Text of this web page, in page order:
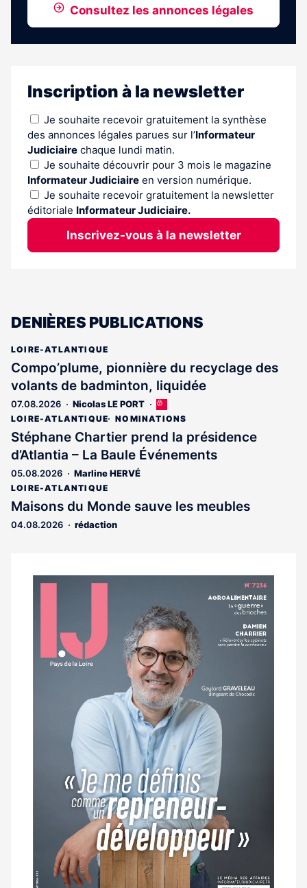
Consultez les annonces légales
Inscription à la newsletter
Je souhaite recevoir gratuitement la synthèse
des annonces légales parues sur l’Informateur
Judiciaire chaque lundi matin.
Je souhaite découvrir pour 3 mois le magazine
Informateur Judiciaire en version numérique.
Je souhaite recevoir gratuitement la newsletter
éditoriale Informateur Judiciaire.
Inscrivez-vous à la newsletter
DENIÈRES PUBLICATIONS
LOIRE-ATLANTIQUE
Compo’plume, pionnière du recyclage des
volants de badminton, liquidée
07.08.2026 Nicolas LE PORT
Cet
article
est
réservé
aux
LOIRE-ATLANTIQUE NOMINATIONS
Stéphane Chartier prend la présidence
d’Atlantia – La Baule Événements
05.08.2026 Marline HERVÉ
LOIRE-ATLANTIQUE
Maisons du Monde sauve les meubles
04.08.2026 rédaction
Notre
magazine